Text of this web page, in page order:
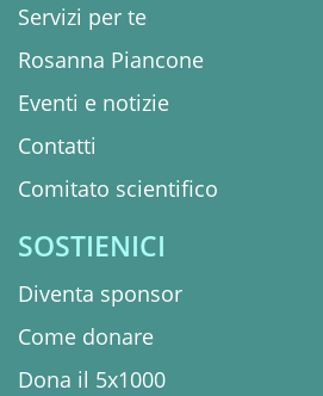
Servizi per te
Rosanna Piancone
Eventi e notizie
Contatti
Comitato scientifico
SOSTIENICI
Diventa sponsor
Come donare
Dona il 5x1000